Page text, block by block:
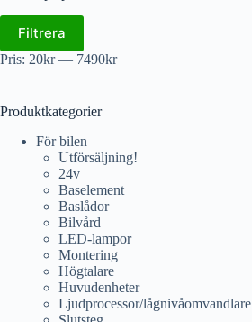
Filtrera
Pris: 20kr— 7490kr
Produktkategorier
För bilen
Utförsäljning!
24v
Baselement
Baslådor
Bilvård
LED-lampor
Montering
Högtalare
Huvudenheter
Ljudprocessor/lågnivåomvandlare